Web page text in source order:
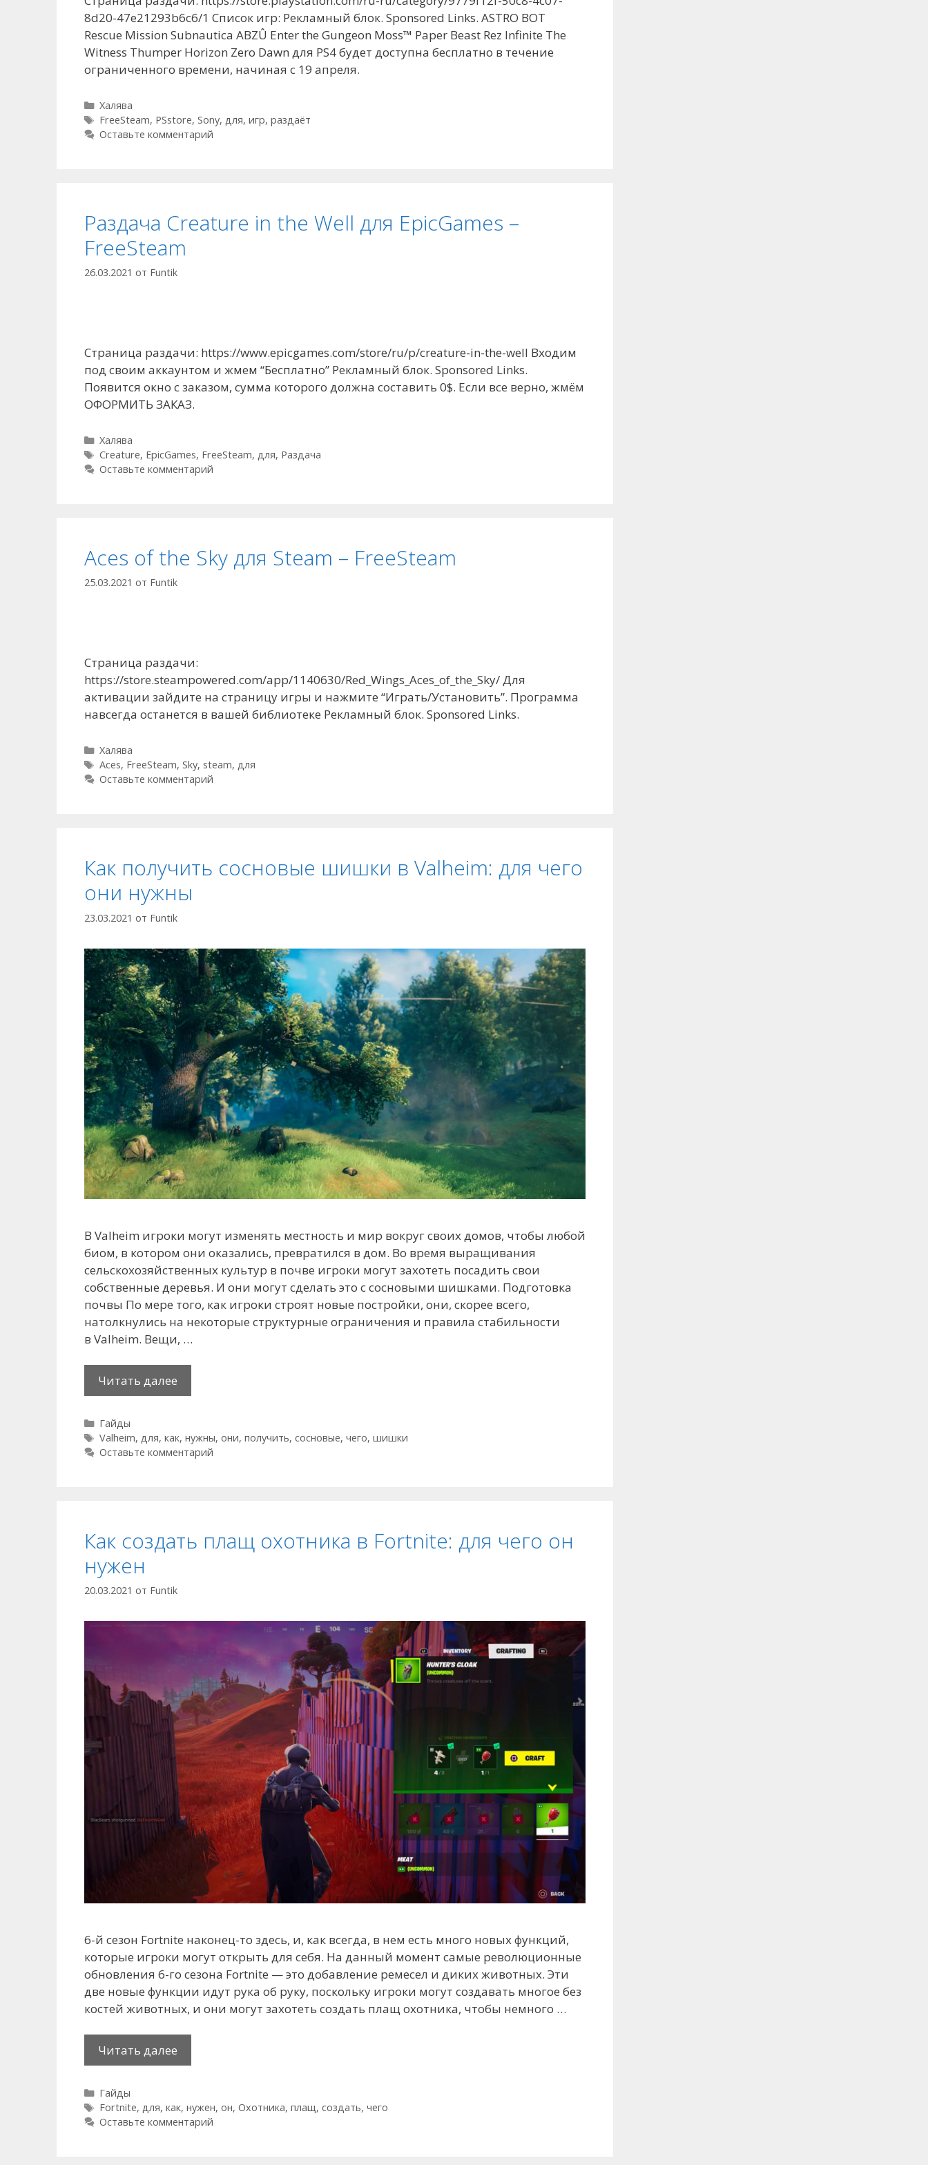
8d20-47e21293b6c6/1 Список игр: Рекламный блок. Sponsored Links. ASTRO BOT
Rescue Mission Subnautica ABZÛ Enter the Gungeon Moss™️ Paper Beast Rez Infinite The
Witness Thumper Horizon Zero Dawn для PS4 будет доступна бесплатно в течение
ограниченного времени, начиная с 19 апреля.
Рубрики
Халява
Метки
FreeSteam, PSstore, Sony, для, игр, раздаёт
Оставьте комментарий
Раздача Creature in the Well для EpicGames –
FreeSteam
26.03.2021 от Funtik
Страница раздачи: https://www.epicgames.com/store/ru/p/creature-in-the-well Входим
под своим аккаунтом и жмем “Бесплатно” Рекламный блок. Sponsored Links.
Появится окно с заказом, сумма которого должна составить 0$. Если все верно, жмём
ОФОРМИТЬ ЗАКАЗ.
Рубрики
Халява
Метки
Creature, EpicGames, FreeSteam, для, Раздача
Оставьте комментарий
Aces of the Sky для Steam – FreeSteam
25.03.2021 от Funtik
Страница раздачи:
https://store.steampowered.com/app/1140630/Red_Wings_Aces_of_the_Sky/ Для
активации зайдите на страницу игры и нажмите “Играть/Установить”. Программа
навсегда останется в вашей библиотеке Рекламный блок. Sponsored Links.
Рубрики
Халява
Метки
Aces, FreeSteam, Sky, steam, для
Оставьте комментарий
Как получить сосновые шишки в Valheim: для чего
они нужны
23.03.2021 от Funtik
В Valheim игроки могут изменять местность и мир вокруг своих домов, чтобы любой
биом, в котором они оказались, превратился в дом. Во время выращивания
сельскохозяйственных культур в почве игроки могут захотеть посадить свои
собственные деревья. И они могут сделать это с сосновыми шишками. Подготовка
почвы По мере того, как игроки строят новые постройки, они, скорее всего,
натолкнулись на некоторые структурные ограничения и правила стабильности
в Valheim. Вещи, …
Читать далее
получить
в
нужны
Рубрики
Гайды
Метки
Valheim, для, как, нужны, они, получить, сосновые, чего, шишки
Оставьте комментарий
Как создать плащ охотника в Fortnite: для чего он
нужен
20.03.2021 от Funtik
6-й сезон Fortnite наконец-то здесь, и, как всегда, в нем есть много новых функций,
которые игроки могут открыть для себя. На данный момент самые революционные
обновления 6-го сезона Fortnite — это добавление ремесел и диких животных. Эти
две новые функции идут рука об руку, поскольку игроки могут создавать многое без
костей животных, и они могут захотеть создать плащ охотника, чтобы немного …
Читать далее
создать
в
Рубрики
Гайды
Метки
Fortnite, для, как, нужен, он, Охотника, плащ, создать, чего
Оставьте комментарий